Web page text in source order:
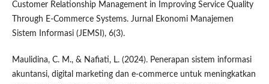
Customer Relationship Management in Improving Service Quality
Through E-Commerce Systems. Jurnal Ekonomi Manajemen
Sistem Informasi (JEMSI), 6(3).
Maulidina, C. M., & Nafiati, L. (2024). Penerapan sistem informasi
akuntansi, digital marketing dan e-commerce untuk meningkatkan